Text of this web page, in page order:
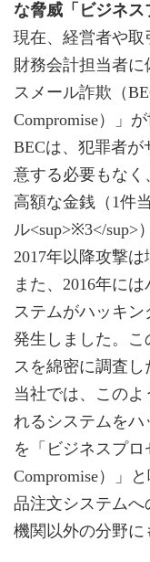
な脅威「ビジネ
現在、経営者や
財務会計担当者
スメール詐欺（
Compromise）」
BECは、犯罪者が
意する必要もなく
高額な金銭（1件
ル<sup>※3</sup>
2017年以降攻撃
また、2016年に
ステムがハッキン
発生しました。こ
スを綿密に調査し
当社では、このよ
れるシステムを
を「ビジネスプロ
Compromise）」
品注文システムへ
機関以外の分野に